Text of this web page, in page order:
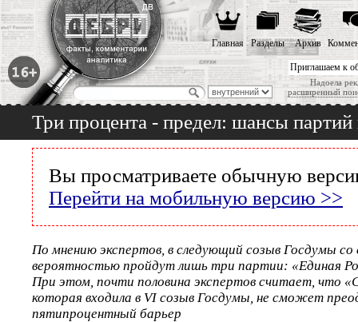
Приглашаем к
Надоела
расширенный
Главная Разделы Архив
Три процента - предел: шансы
Вы просматриваете обычную
Перейти на мобильную версию >>
По мнению экспертов, в следующий созыв Госдумы
вероятностью пройдут лишь три партии: «Единая
При этом, почти половина экспертов считает, что
которая входила в VI созыв Госдумы, не сможет
пятипроцентный барьер